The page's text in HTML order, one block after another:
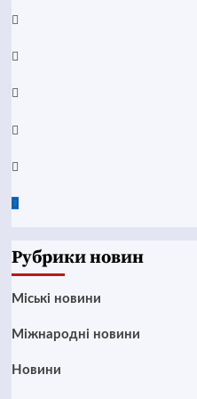
Facebook
YouTube
Telegram
Instagram
Twitter
Google
Рубрики новин
Mіські новини
Міжнародні новини
Новини